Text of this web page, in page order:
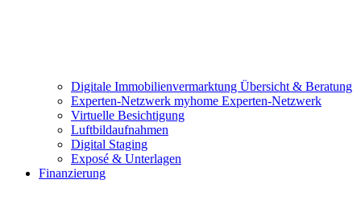
Digitale Immobilienvermarktung Übersicht & Beratung
Experten-Netzwerk myhome Experten-Netzwerk
Virtuelle Besichtigung
Luftbildaufnahmen
Digital Staging
Exposé & Unterlagen
Finanzierung